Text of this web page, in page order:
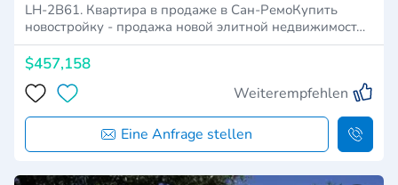
LH-2B61. Квартира в продаже в Сан-PемоКупить
новостройку - продажа новой элитной недвижимост…
$457,158
Weiterempfehlen
Eine Anfrage stellen